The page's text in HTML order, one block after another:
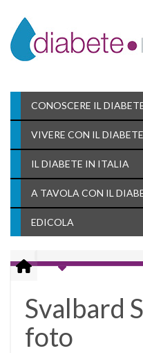
CONOSCERE IL
VIVERE CON IL DIABETE
IL DIABETE IN ITALIA
A TAVOLA CON IL
EDICOLA
Svalbard
foto